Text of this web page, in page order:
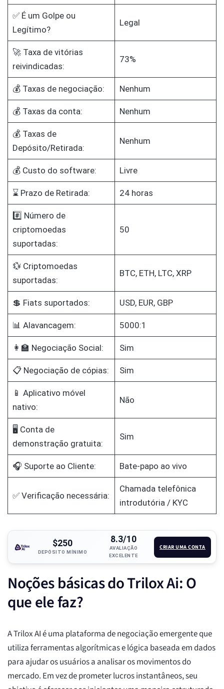
✅ É um Golpe ou
Legítimo?
Legal
🚀 Taxa de vitórias
reivindicadas:
73%
💰 Taxas de negociação: Nenhum
💰 Taxas da conta: Nenhum
💰 Taxas de
Depósito/Retirada:
Nenhum
💰 Custo do software: Livre
⌛ Prazo de Retirada: 24 horas
#️⃣ Número de
criptomoedas
suportadas:
50
💱 Criptomoedas
suportadas:
BTC, ETH, LTC, XRP
💲 Fiats suportados: USD, EUR, GBP
📊 Alavancagem: 5000:1
👩‍🏫 Negociação Social: Sim
📋 Negociação de cópias: Sim
📱 Aplicativo móvel
nativo:
Não
🖥️ Conta de
demonstração gratuita:
Sim
🎧 Suporte ao Cliente: Bate-papo ao vivo
✅ Verificação necessária:
Chamada telefônica
introdutória / KYC
$250
DEPÓSITO MÍNIMO
8.3/10
AVALIAÇÃO
EXCELENTE
CRIAR UMA CONTA
Noções básicas do Trilox Ai: O
que ele faz?
A Trilox AI é uma plataforma de negociação emergente que
utiliza ferramentas algorítmicas e lógica baseada em dados
para ajudar os usuários a analisar os movimentos do
mercado. Em vez de prometer lucros instantâneos, seu